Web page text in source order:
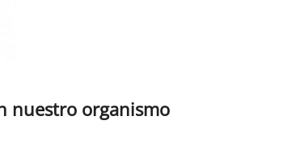
nuestro organismo